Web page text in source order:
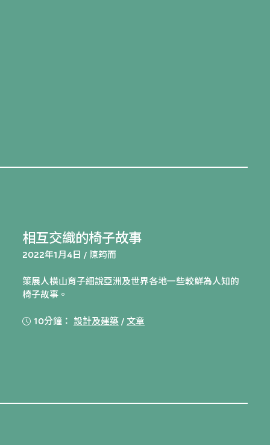
相互交織的椅子故事
2022年1月4日 / 陳筠而
策展人橫山育子細說亞洲及世界各地一些較鮮為人知的
椅子故事。
10分鐘： 設計及建築/ 文章